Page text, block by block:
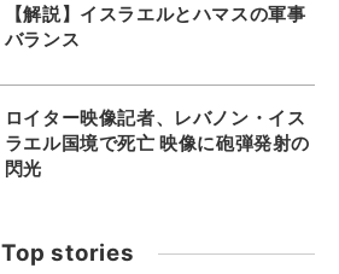
【解説】イスラエルとハマスの軍事
バランス
ロイター映像記者、レバノン・イス
ラエル国境で死亡 映像に砲弾発射の
閃光
Top stories